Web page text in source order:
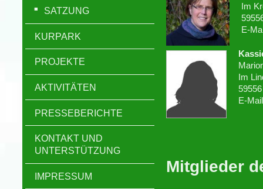
SATZUNG
KURPARK
PROJEKTE
AKTIVITÄTEN
PRESSEBERICHTE
KONTAKT UND
UNTERSTÜTZUNG
IMPRESSUM
Im
E-
Im
E-
Mitglieder